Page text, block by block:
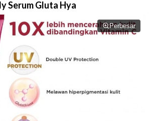
Serum Gluta Hya
Perbesar